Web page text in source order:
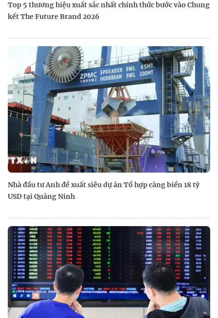
Top 5 thương hiệu xuất sắc nhất chính thức bước vào Chung
kết The Future Brand 2026
Nhà đầu tư Anh đề xuất siêu dự án Tổ hợp cảng biển 18 tỷ
USD tại Quảng Ninh